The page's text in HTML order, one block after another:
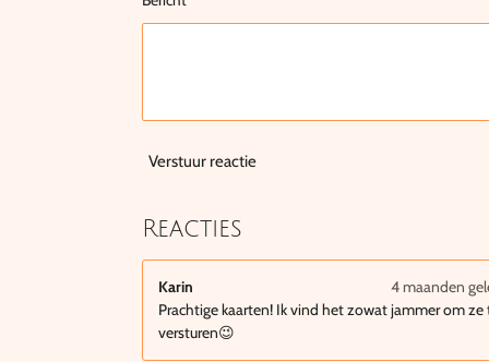
Verstuur reactie
Reacties
Karin
4 maanden
Prachtige kaarten! Ik vind het zowat jammer om ze
versturen😉